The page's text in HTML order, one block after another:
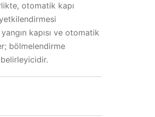
otomatik kapı
kapısı ve otomatik
bölmelendirme